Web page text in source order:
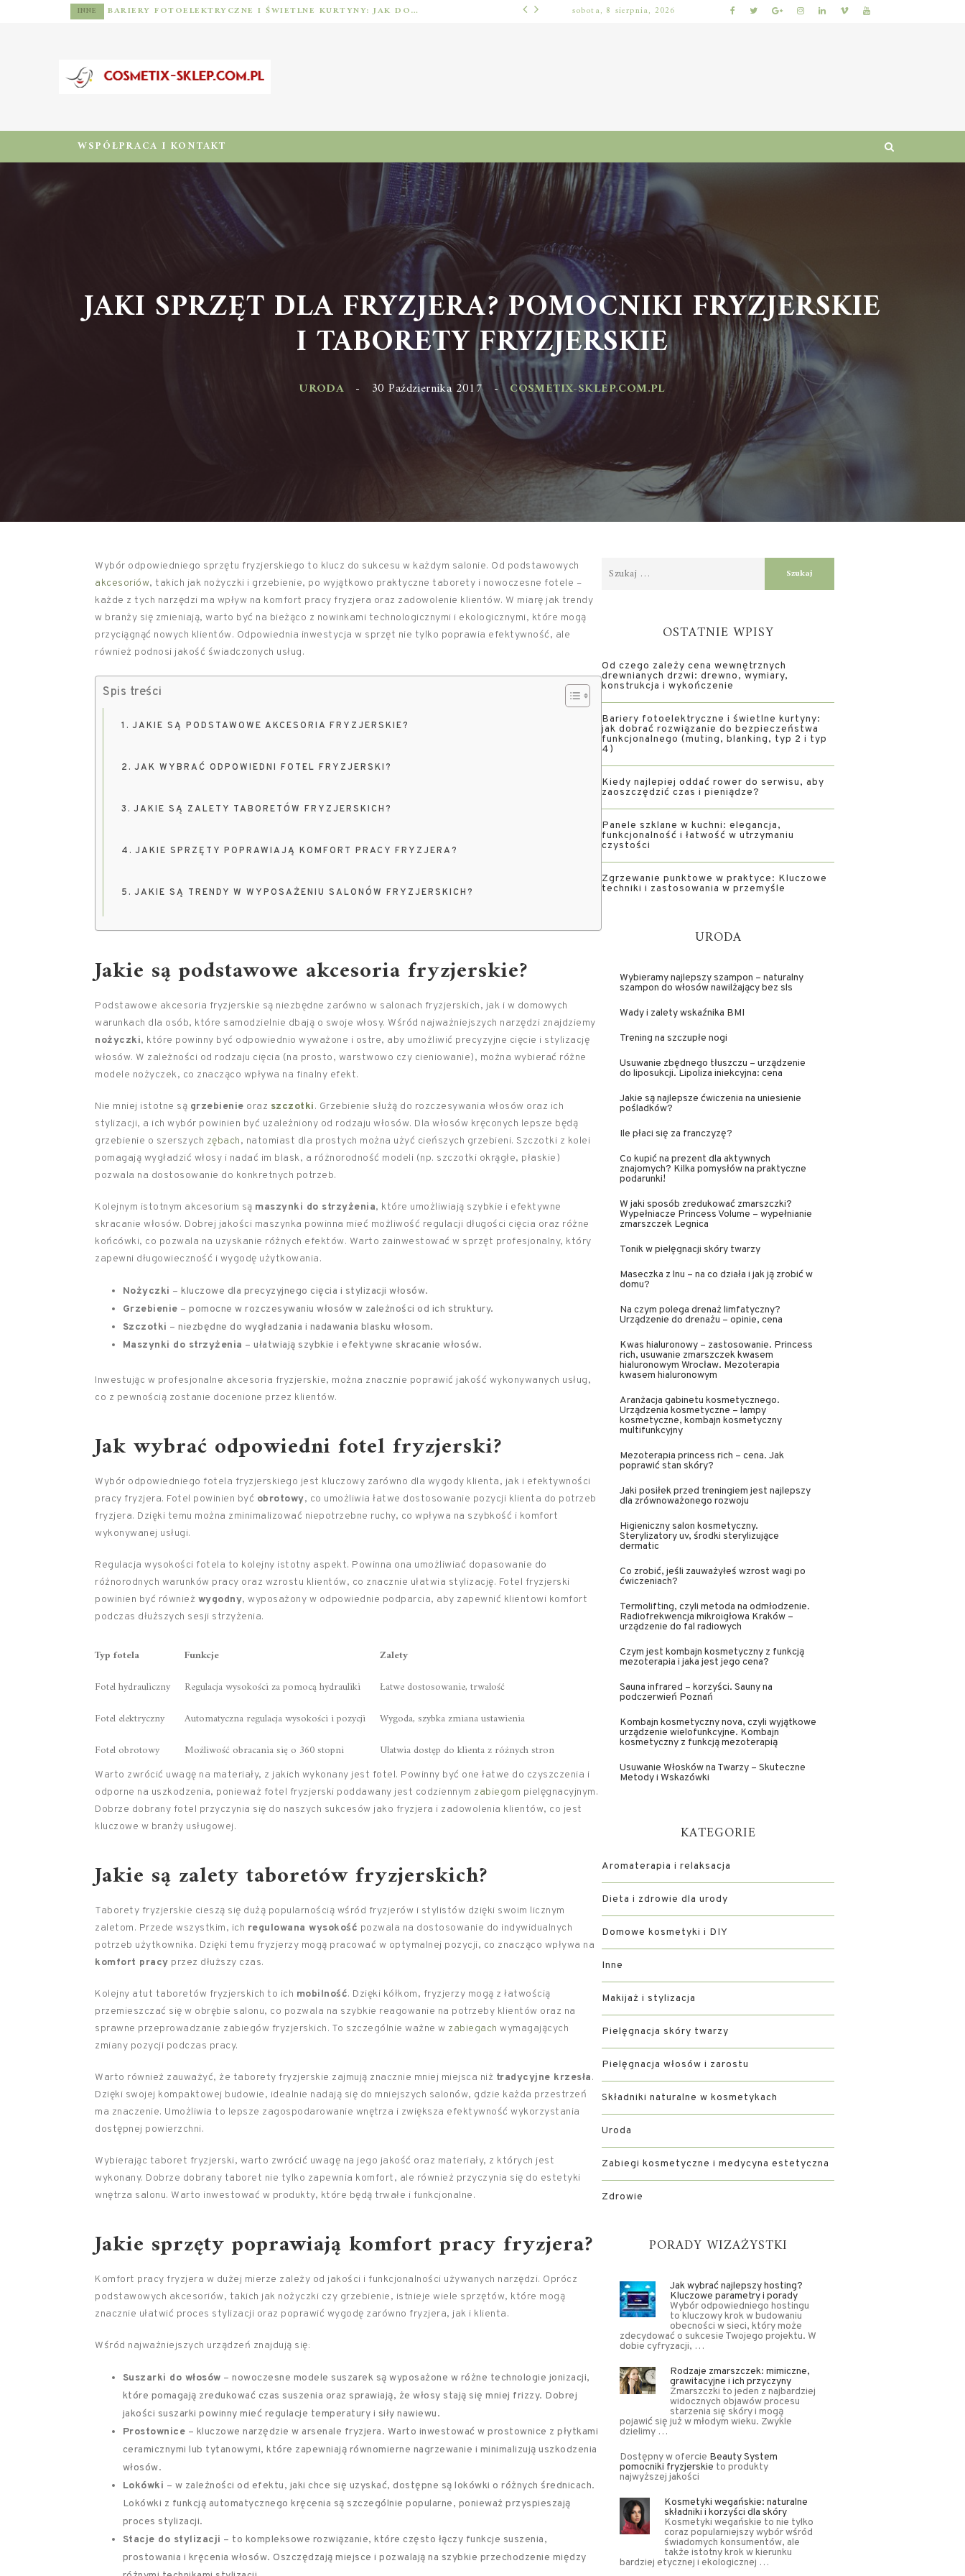
INNE BARIERY FOTOELEKTRYCZNE I ŚWIETLNE KURTYNY: JAK DOBRAĆ ROZWIĄZANIE DO BEZPIECZEŃSTWA FUNKCJONALNEGO (MUTING, BLANKING, TYP 2 I TYP 4) sobota, 8 sierpnia, 2026
WSPÓŁPRACA I KONTAKT
JAKI SPRZĘT DLA FRYZJERA? POMOCNIKI FRYZJERSKIE
I TABORETY FRYZJERSKIE
30 Października 2017 - COSMETIX-SKLEP.COM.PL
Wybór odpowiedniego sprzętu fryzjerskiego to klucz do sukcesu w każdym salonie. Od podstawowych
akcesoriów, takich jak nożyczki i grzebienie, po wyjątkowo praktyczne taborety i nowoczesne fotele –
każde z tych narzędzi ma wpływ na komfort pracy fryzjera oraz zadowolenie klientów. W miarę jak trendy
w branży się zmieniają, warto być na bieżąco z nowinkami technologicznymi i ekologicznymi, które mogą
przyciągnąć nowych klientów. Odpowiednia inwestycja w sprzęt nie tylko poprawia efektywność, ale
również podnosi jakość świadczonych usług.
Spis treści
JAKIE SĄ PODSTAWOWE AKCESORIA FRYZJERSKIE?
JAK WYBRAĆ ODPOWIEDNI FOTEL FRYZJERSKI?
JAKIE SĄ ZALETY TABORETÓW FRYZJERSKICH?
JAKIE SPRZĘTY POPRAWIAJĄ KOMFORT PRACY FRYZJERA?
JAKIE SĄ TRENDY W WYPOSAŻENIU SALONÓW FRYZJERSKICH?
Jakie są podstawowe akcesoria fryzjerskie?
Podstawowe akcesoria fryzjerskie są niezbędne zarówno w salonach fryzjerskich, jak i w domowych
warunkach dla osób, które samodzielnie dbają o swoje włosy. Wśród najważniejszych narzędzi znajdziemy
nożyczki, które powinny być odpowiednio wyważone i ostre, aby umożliwić precyzyjne cięcie i stylizację
włosów. W zależności od rodzaju cięcia (na prosto, warstwowo czy cieniowanie), można wybierać różne
modele nożyczek, co znacząco wpływa na finalny efekt.
Nie mniej istotne są grzebienie oraz szczotki. Grzebienie służą do rozczesywania włosów oraz ich
stylizacji, a ich wybór powinien być uzależniony od rodzaju włosów. Dla włosów kręconych lepsze będą
grzebienie o szerszych zębach, natomiast dla prostych można użyć cieńszych grzebieni. Szczotki z kolei
pomagają wygładzić włosy i nadać im blask, a różnorodność modeli (np. szczotki okrągłe, płaskie)
pozwala na dostosowanie do konkretnych potrzeb.
Kolejnym istotnym akcesorium są maszynki do strzyżenia, które umożliwiają szybkie i efektywne
skracanie włosów. Dobrej jakości maszynka powinna mieć możliwość regulacji długości cięcia oraz różne
końcówki, co pozwala na uzyskanie różnych efektów. Warto zainwestować w sprzęt profesjonalny, który
zapewni długowieczność i wygodę użytkowania.
Nożyczki – kluczowe dla precyzyjnego cięcia i stylizacji włosów.
Grzebienie – pomocne w rozczesywaniu włosów w zależności od ich struktury.
Szczotki – niezbędne do wygładzania i nadawania blasku włosom.
Maszynki do strzyżenia – ułatwiają szybkie i efektywne skracanie włosów.
Inwestując w profesjonalne akcesoria fryzjerskie, można znacznie poprawić jakość wykonywanych usług,
co z pewnością zostanie docenione przez klientów.
Jak wybrać odpowiedni fotel fryzjerski?
Wybór odpowiedniego fotela fryzjerskiego jest kluczowy zarówno dla wygody klienta, jak i efektywności
pracy fryzjera. Fotel powinien być obrotowy, co umożliwia łatwe dostosowanie pozycji klienta do potrzeb
fryzjera. Dzięki temu można zminimalizować niepotrzebne ruchy, co wpływa na szybkość i komfort
wykonywanej usługi.
Regulacja wysokości fotela to kolejny istotny aspekt. Powinna ona umożliwiać dopasowanie do
różnorodnych warunków pracy oraz wzrostu klientów, co znacznie ułatwia stylizację. Fotel fryzjerski
powinien być również wygodny, wyposażony w odpowiednie podparcia, aby zapewnić klientowi komfort
podczas dłuższych sesji strzyżenia.
Typ fotela Funkcje
Zalety
Fotel hydrauliczny
Regulacja wysokości za pomocą hydrauliki
Łatwe dostosowanie, trwałość
Fotel elektryczny
Automatyczna regulacja wysokości i pozycji
Wygoda, szybka zmiana ustawienia
Fotel obrotowy
Możliwość obracania się o 360 stopni Ułatwia dostęp do klienta z różnych stron
Warto zwrócić uwagę na materiały, z jakich wykonany jest fotel. Powinny być one łatwe do czyszczenia i
odporne na uszkodzenia, ponieważ fotel fryzjerski poddawany jest codziennym zabiegom pielęgnacyjnym.
Dobrze dobrany fotel przyczynia się do naszych sukcesów jako fryzjera i zadowolenia klientów, co jest
kluczowe w branży usługowej.
Jakie są zalety taboretów fryzjerskich?
Taborety fryzjerskie cieszą się dużą popularnością wśród fryzjerów i stylistów dzięki swoim licznym
zaletom. Przede wszystkim, ich regulowana wysokość pozwala na dostosowanie do indywidualnych
potrzeb użytkownika. Dzięki temu fryzjerzy mogą pracować w optymalnej pozycji, co znacząco wpływa na
komfort pracy przez dłuższy czas.
Kolejny atut taboretów fryzjerskich to ich mobilność. Dzięki kółkom, fryzjerzy mogą z łatwością
przemieszczać się w obrębie salonu, co pozwala na szybkie reagowanie na potrzeby klientów oraz na
sprawne przeprowadzanie zabiegów fryzjerskich. To szczególnie ważne w zabiegach wymagających
zmiany pozycji podczas pracy.
Warto również zauważyć, że taborety fryzjerskie zajmują znacznie mniej miejsca niż tradycyjne krzesła.
Dzięki swojej kompaktowej budowie, idealnie nadają się do mniejszych salonów, gdzie każda przestrzeń
ma znaczenie. Umożliwia to lepsze zagospodarowanie wnętrza i zwiększa efektywność wykorzystania
dostępnej powierzchni.
Wybierając taboret fryzjerski, warto zwrócić uwagę na jego jakość oraz materiały, z których jest
wykonany. Dobrze dobrany taboret nie tylko zapewnia komfort, ale również przyczynia się do estetyki
wnętrza salonu. Warto inwestować w produkty, które będą trwałe i funkcjonalne.
Jakie sprzęty poprawiają komfort pracy fryzjera?
Komfort pracy fryzjera w dużej mierze zależy od jakości i funkcjonalności używanych narzędzi. Oprócz
podstawowych akcesoriów, takich jak nożyczki czy grzebienie, istnieje wiele sprzętów, które mogą
znacznie ułatwić proces stylizacji oraz poprawić wygodę zarówno fryzjera, jak i klienta.
Wśród najważniejszych urządzeń znajdują się:
Suszarki do włosów – nowoczesne modele suszarek są wyposażone w różne technologie jonizacji,
które pomagają zredukować czas suszenia oraz sprawiają, że włosy stają się mniej frizzy. Dobrej
jakości suszarki powinny mieć regulacje temperatury i siły nawiewu.
Prostownice – kluczowe narzędzie w arsenale fryzjera. Warto inwestować w prostownice z płytkami
ceramicznymi lub tytanowymi, które zapewniają równomierne nagrzewanie i minimalizują uszkodzenia
włosów.
Lokówki – w zależności od efektu, jaki chce się uzyskać, dostępne są lokówki o różnych średnicach.
Lokówki z funkcją automatycznego kręcenia są szczególnie popularne, ponieważ przyspieszają
proces stylizacji.
Stacje do stylizacji – to kompleksowe rozwiązanie, które często łączy funkcje suszenia,
prostowania i kręcenia włosów. Oszczędzają miejsce i pozwalają na szybkie przechodzenie między
OSTATNIE WPISY
Od czego zależy cena wewnętrznych
drewnianych drzwi: drewno, wymiary,
konstrukcja i wykończenie
Bariery fotoelektryczne i świetlne kurtyny:
jak dobrać rozwiązanie do bezpieczeństwa
funkcjonalnego (muting, blanking, typ 2 i typ
4)
Kiedy najlepiej oddać rower do serwisu, aby
zaoszczędzić czas i pieniądze?
Panele szklane w kuchni: elegancja,
funkcjonalność i łatwość w utrzymaniu
czystości
Zgrzewanie punktowe w praktyce: Kluczowe
techniki i zastosowania w przemyśle
URODA
Wybieramy najlepszy szampon – naturalny
szampon do włosów nawilżający bez sls
Wady i zalety wskaźnika BMI
Trening na szczupłe nogi
Usuwanie zbędnego tłuszczu – urządzenie
do liposukcji. Lipoliza iniekcyjna: cena
Jakie są najlepsze ćwiczenia na uniesienie
pośladków?
Ile płaci się za franczyzę?
Co kupić na prezent dla aktywnych
znajomych? Kilka pomysłów na praktyczne
podarunki!
W jaki sposób zredukować zmarszczki?
Wypełniacze Princess Volume – wypełnianie
zmarszczek Legnica
Tonik w pielęgnacji skóry twarzy
Maseczka z lnu – na co działa i jak ją zrobić w
domu?
Na czym polega drenaż limfatyczny?
Urządzenie do drenażu – opinie, cena
Kwas hialuronowy – zastosowanie. Princess
rich, usuwanie zmarszczek kwasem
hialuronowym Wrocław. Mezoterapia
kwasem hialuronowym
Aranżacja gabinetu kosmetycznego.
Urządzenia kosmetyczne – lampy
kosmetyczne, kombajn kosmetyczny
multifunkcyjny
Mezoterapia princess rich – cena. Jak
poprawić stan skóry?
Jaki posiłek przed treningiem jest najlepszy
dla zrównoważonego rozwoju
Higieniczny salon kosmetyczny.
Sterylizatory uv, środki sterylizujące
dermatic
Co zrobić, jeśli zauważyłeś wzrost wagi po
ćwiczeniach?
Termolifting, czyli metoda na odmłodzenie.
Radiofrekwencja mikroigłowa Kraków –
urządzenie do fal radiowych
Czym jest kombajn kosmetyczny z funkcją
mezoterapia i jaka jest jego cena?
Sauna infrared – korzyści. Sauny na
podczerwień Poznań
Kombajn kosmetyczny nova, czyli wyjątkowe
urządzenie wielofunkcyjne. Kombajn
kosmetyczny z funkcją mezoterapią
Usuwanie Włosków na Twarzy – Skuteczne
Metody i Wskazówki
KATEGORIE
Aromaterapia i relaksacja
Dieta i zdrowie dla urody
Domowe kosmetyki i DIY
Inne
Makijaż i stylizacja
Pielęgnacja skóry twarzy
Pielęgnacja włosów i zarostu
Składniki naturalne w kosmetykach
Uroda
Zabiegi kosmetyczne i medycyna estetyczna
Zdrowie
PORADY WIZAŻYSTKI
Jak wybrać najlepszy hosting?
Kluczowe parametry i porady
Wybór odpowiedniego hostingu
to kluczowy krok w budowaniu
obecności w sieci, który może
zdecydować o sukcesie Twojego projektu. W
dobie cyfryzacji, …
Rodzaje zmarszczek: mimiczne,
grawitacyjne i ich przyczyny
Zmarszczki to jeden z najbardziej
widocznych objawów procesu
starzenia się skóry i mogą
pojawić się już w młodym wieku. Zwykle
dzielimy …
Dostępny w ofercie Beauty System
pomocniki fryzjerskie to produkty
najwyższej jakości
Kosmetyki wegańskie: naturalne
składniki i korzyści dla skóry
Kosmetyki wegańskie to nie tylko
coraz popularniejszy wybór wśród
świadomych konsumentów, ale
także istotny krok w kierunku
bardziej etycznej i ekologicznej …